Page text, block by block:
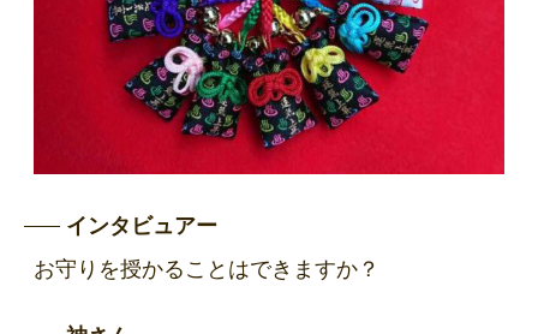
インタビュアー
お守りを授かることはできますか？